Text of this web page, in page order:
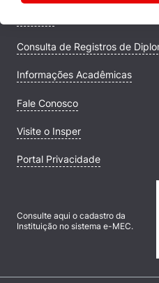
Consulta de Registros de
Informações Acadêmicas
Fale Conosco
Visite o Insper
Portal Privacidade
Consulte aqui o cadastro da
Instituição no sistema e-MEC.